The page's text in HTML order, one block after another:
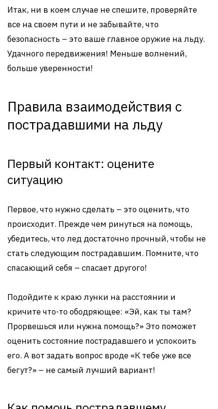
Итак, ни в коем случае не спешите, проверяйте
все на своем пути и не забывайте, что
безопасность – это ваше главное оружие на льду.
Удачного передвижения! Меньше волнений,
больше уверенности!
Правила взаимодействия с
пострадавшими на льду
Первый контакт: оцените
ситуацию
Первое, что нужно сделать – это оценить, что
происходит. Прежде чем ринуться на помощь,
убедитесь, что лед достаточно прочный, чтобы не
стать следующим пострадавшим. Помните, что
спасающий себя – спасает другого!
Подойдите к краю лунки на расстоянии и
кричите что-то ободряющее: «Эй, как ты там?
Прорвешься или нужна помощь?» Это поможет
оценить состояние пострадавшего и успокоить
его. А вот задать вопрос вроде «К тебе уже все
бегут?» – не самый лучший вариант!